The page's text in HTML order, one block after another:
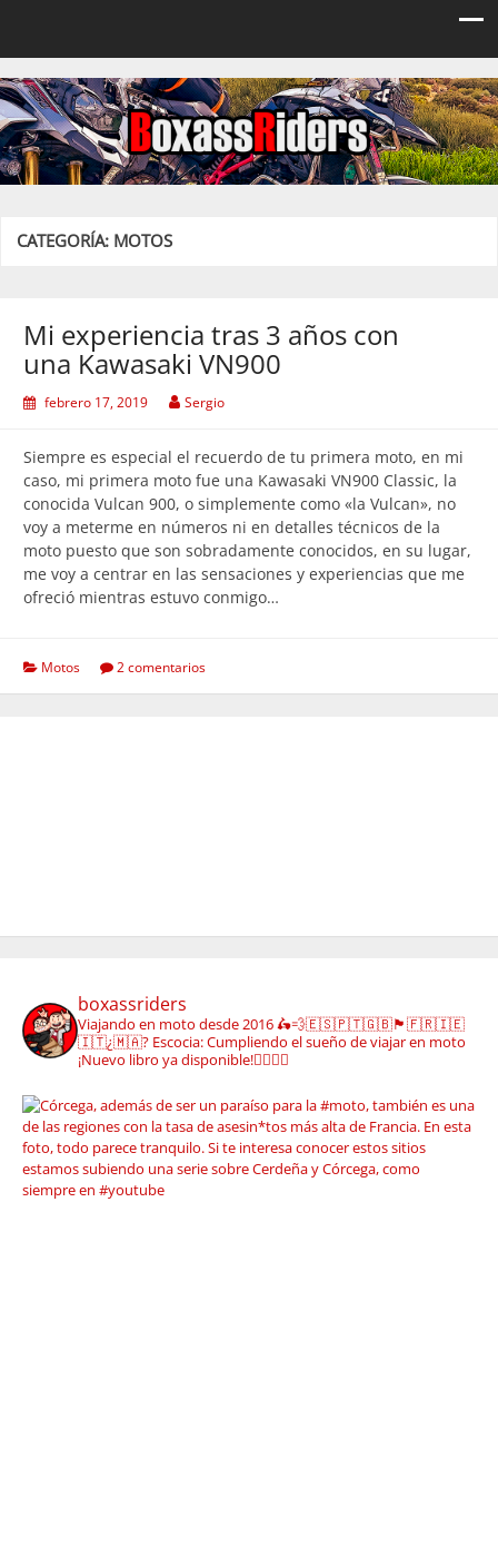
Boxassriders
Viajes, rutas y eventos moteros
CATEGORÍA: MOTOS
Mi experiencia tras 3 años con
una Kawasaki VN900
febrero 17, 2019 Sergio
Siempre es especial el recuerdo de tu primera moto, en mi
caso, mi primera moto fue una Kawasaki VN900 Classic, la
conocida Vulcan 900, o simplemente como «la Vulcan», no
voy a meterme en números ni en detalles técnicos de la
moto puesto que son sobradamente conocidos, en su lugar,
me voy a centrar en las sensaciones y experiencias que me
ofreció mientras estuvo conmigo…
Motos 2 comentarios
boxassriders
Viajando en moto desde 2016🛵💨🇪🇸🇵🇹🇬🇧🏴󠁧󠁢󠁳󠁣󠁴󠁿🇫🇷🇮🇪
🇮🇹¿🇲🇦?Escocia: Cumpliendo el sueño de viajar en moto
¡Nuevo libro ya disponible!👇🏼👇🏼